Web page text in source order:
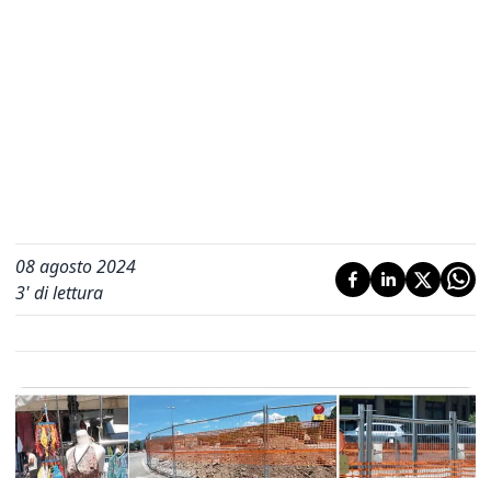
08 agosto 2024
3' di lettura